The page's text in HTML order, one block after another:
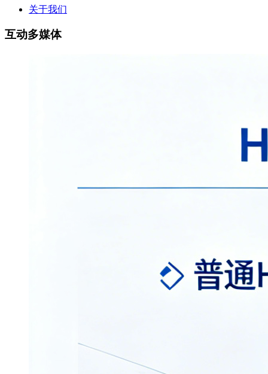
关于我们
互动多媒体